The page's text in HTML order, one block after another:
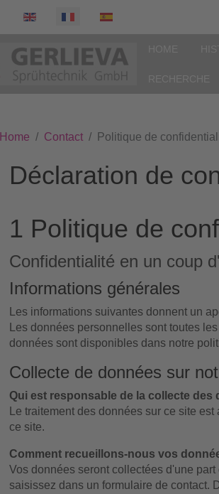
your language
Home Contact Politique de
Déclaration de
1 Politique de
Confidentialité en un coup
Informations générales
Les informations suivantes donnent un
Les données personnelles sont toutes
données sont disponibles dans notre
Collecte de données sur
Qui est responsable de la collecte des
Le traitement des données sur ce site
ce site.
Comment recueillons-nous vos
Vos données seront collectées d'une
saisissez dans un formulaire de contact.